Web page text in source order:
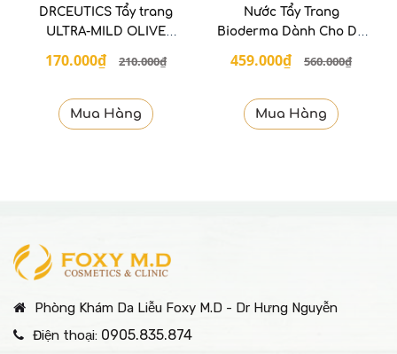
DRCEUTICS Tẩy trang
ULTRA-MILD OLIVE
ml
170.000₫ 210.000₫
Mua Hàng
Nước Tẩy Trang
Bioderma Dành Cho Da
Sébium H2O
459.000₫ 560.000₫
Mua Hàng
Phòng Khám Da Liễu Foxy M.D - Dr Hưng Nguyễn
Điện thoại: 0905.835.874